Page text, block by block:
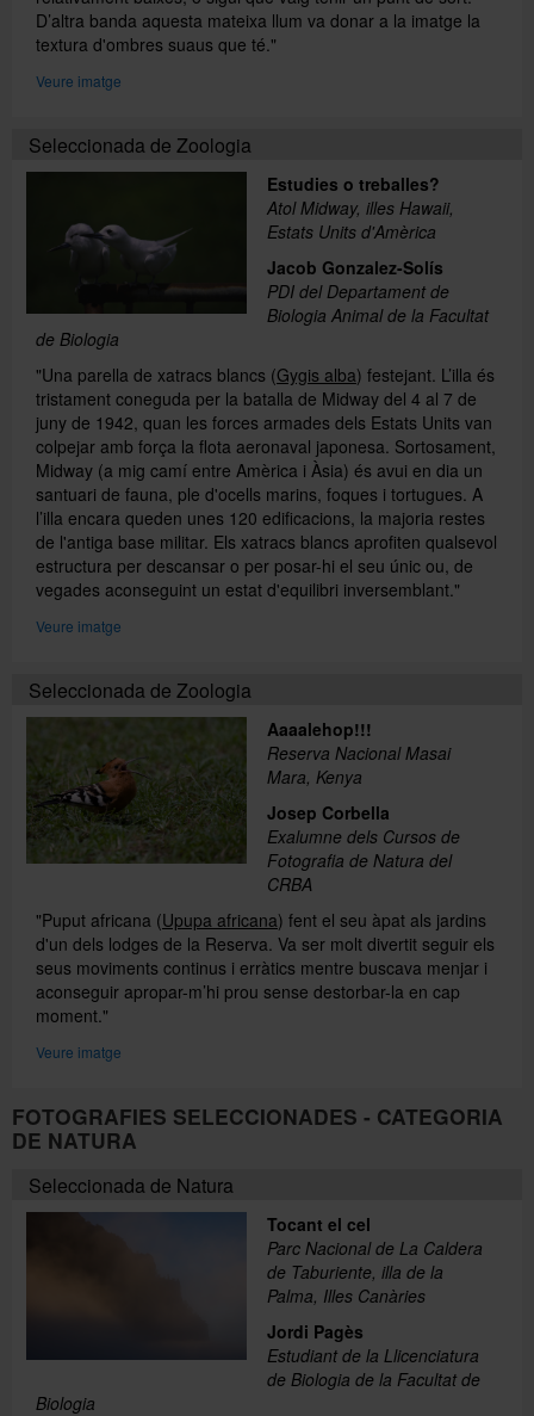
D’altra banda aquesta mateixa llum va donar a la imatge la
textura d'ombres suaus que té."
Veure imatge
Seleccionada de Zoologia
Estudies o treballes?
Atol Midway, illes Hawaii,
Estats Units d'Amèrica
Jacob Gonzalez-Solís
PDI del Departament de
Biologia Animal de la Facultat
de Biologia
"Una parella de xatracs blancs (Gygis alba) festejant. L’illa és
tristament coneguda per la batalla de Midway del 4 al 7 de
juny de 1942, quan les forces armades dels Estats Units van
colpejar amb força la flota aeronaval japonesa. Sortosament,
Midway (a mig camí entre Amèrica i Àsia) és avui en dia un
santuari de fauna, ple d'ocells marins, foques i tortugues. A
l’illa encara queden unes 120 edificacions, la majoria restes
de l'antiga base militar. Els xatracs blancs aprofiten qualsevol
estructura per descansar o per posar-hi el seu únic ou, de
vegades aconseguint un estat d'equilibri inversemblant."
Veure imatge
Seleccionada de Zoologia
Aaaalehop!!!
Reserva Nacional Masai
Mara, Kenya
Josep Corbella
Exalumne dels Cursos de
Fotografia de Natura del
CRBA
"Puput africana (Upupa africana) fent el seu àpat als jardins
d'un dels lodges de la Reserva. Va ser molt divertit seguir els
seus moviments continus i erràtics mentre buscava menjar i
aconseguir apropar-m’hi prou sense destorbar-la en cap
moment."
Veure imatge
FOTOGRAFIES SELECCIONADES - CATEGORIA
DE NATURA
Seleccionada de Natura
Tocant el cel
Parc Nacional de La Caldera
de Taburiente, illa de la
Palma, Illes Canàries
Jordi Pagès
Estudiant de la Llicenciatura
de Biologia de la Facultat de
Biologia